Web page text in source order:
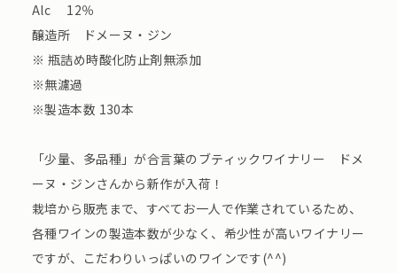
Alc 12％
醸造所 ドメーヌ・ジン
※ 瓶詰め時酸化防止剤無添加
※無濾過
※製造本数 130本
「少量、多品種」が合言葉のブティックワイナリー ドメ
ーヌ・ジンさんから新作が入荷！
栽培から販売まで、すべてお一人で作業されているため、
各種ワインの製造本数が少なく、希少性が高いワイナリー
ですが、こだわりいっぱいのワインです(^^)